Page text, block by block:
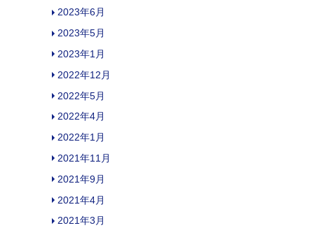
2023年6月
2023年5月
2023年1月
2022年12月
2022年5月
2022年4月
2022年1月
2021年11月
2021年9月
2021年4月
2021年3月